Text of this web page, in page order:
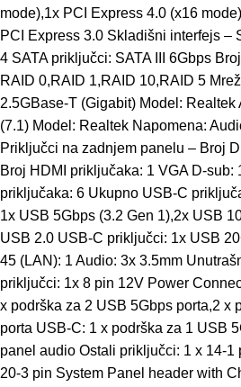
mode),1x PCI Express 4.0 (x16
PCI Express 3.0 Skladišni interfejs –
4 SATA priključci: SATA III 6Gbps
RAID 0,RAID 1,RAID 10,RAID 5
2.5GBase-T (Gigabit) Model:
(7.1) Model: Realtek Napomena:
Priključci na zadnjem panelu – Broj
Broj HDMI priključaka: 1 VGA D-sub:
priključaka: 6 Ukupno USB-C
1x USB 5Gbps (3.2 Gen 1),2x USB
USB 2.0 USB-C priključci: 1x USB
45 (LAN): 1 Audio: 3x 3.5mm
priključci: 1x 8 pin 12V Power
x podrška za 2 USB 5Gbps porta,2 x
porta USB-C: 1 x podrška za 1 USB
panel audio Ostali priključci: 1 x 14-1
20-3 pin System Panel header with